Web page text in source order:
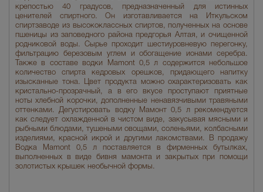
крепостью 40 градусов, предназначенный для истинных
ценителей спиртного. Он изготавливается на Иткульском
спиртзаводе из высококлассных спиртов, полученных на основе
пшеницы из заповедного района предгорья Алтая, и очищенной
родниковой воды. Сырье проходит шестиуровневую перегонку,
фильтрацию березовым углем и обогащение ионами серебра.
Также в составе водки Mamont 0,5 л содержится небольшое
количество спирта кедровых орешков, придающего напитку
изысканные тона. Цвет продукта можно охарактеризовать как
кристально-прозрачный, а в его вкусе проступают приятные
ноты хлебной корочки, дополненные ненавязчивыми травяными
оттенками. Дегустировать водку Мамонт 0,5 л рекомендуется
как следует охлажденной в чистом виде, закусывая мясными и
рыбными блюдами, тушеными овощами, соленьями, колбасными
изделиями, красной икрой и другими лакомствами. В продажу
Водка Mamont 0,5 л поставляется в фирменных бутылках,
выполненных в виде бивня мамонта и закрытых при помощи
золотистых крышек необычной формы.